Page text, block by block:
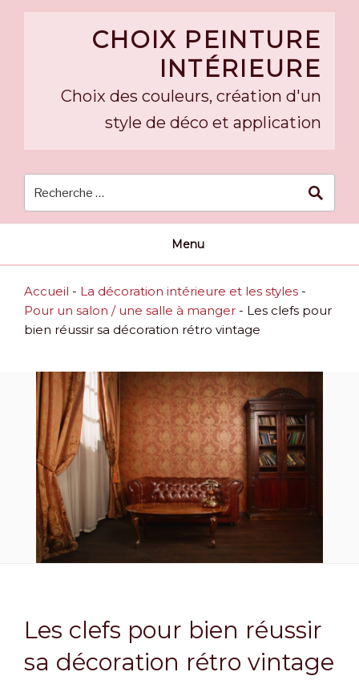
CHOIX PEINTURE
INTÉRIEURE
Choix des couleurs, création d'un
style de déco et application
Menu
Accueil - La décoration intérieure et les styles -
Pour un salon / une salle à manger - Les clefs pour
bien réussir sa décoration rétro vintage
Les clefs pour bien réussir
sa décoration rétro vintage